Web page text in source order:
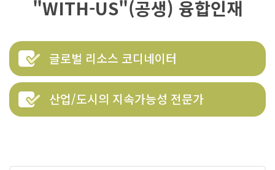
"WITH-US"(공생) 융합인재
글로벌 리소스 코디네이터
산업/도시의 지속가능성 전문가